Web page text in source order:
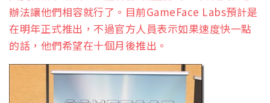
辦法讓他們相容就行了。目前GameFace Labs預計是
在明年正式推出，不過官方人員表示如果速度快一點
的話，他們希望在十個月後推出。